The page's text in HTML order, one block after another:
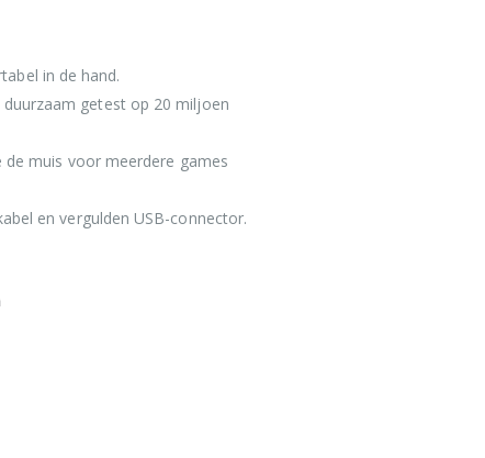
in de hand.
getest op 20 miljoen
muis voor meerdere games
en vergulden USB-connector.